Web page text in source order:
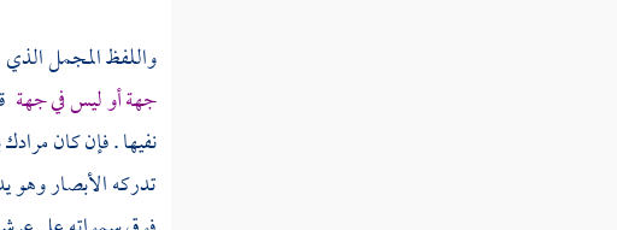
واللفظ المجمل الذي
جهة أو ليس في جهة
نفيها . فإن كان
تدركه الأبصار وهو